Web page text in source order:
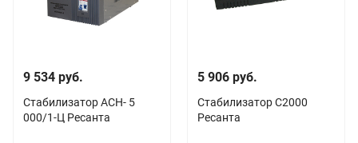
9 534 руб.
Стабилизатор АСН- 5
000/1-Ц Ресанта
5 906 руб.
Стабилизатор С2000
Ресанта